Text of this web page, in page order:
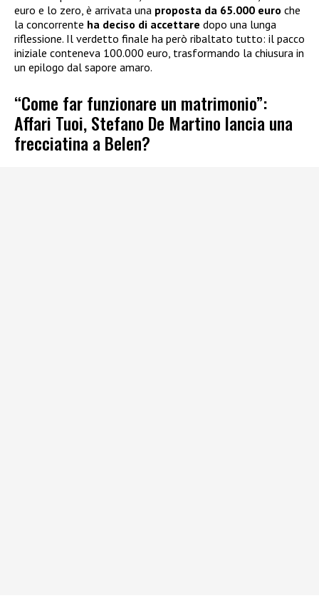
euro e lo zero, è arrivata una proposta da 65.000 euro che
la concorrente ha deciso di accettare dopo una lunga
riflessione. Il verdetto finale ha però ribaltato tutto: il pacco
iniziale conteneva 100.000 euro, trasformando la chiusura in
un epilogo dal sapore amaro.
“Come far funzionare un matrimonio”:
Affari Tuoi, Stefano De Martino lancia una
frecciatina a Belen?